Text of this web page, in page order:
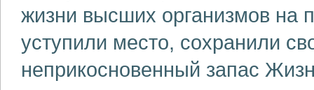
жизни высших организмов на
уступили место, сохранили
неприкосновенный запас